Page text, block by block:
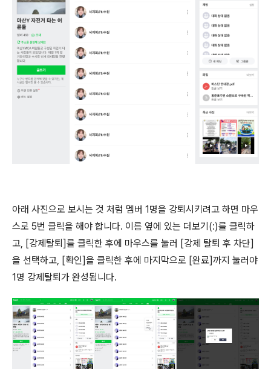
아래 사진으로 보시는 것 처럼 멤버 1명을 강퇴시키려고 하면 마우
스로 5번 클릭을 해야 합니다. 이름 옆에 있는 더보기(:)를 클릭하
고, [강제탈퇴]를 클릭한 후에 마우스를 눌러 [강제 탈퇴 후 차단]
을 선택하고, [확인]을 클릭한 후에 마지막으로 [완료]까지 눌러야
1명 강제탈퇴가 완성됩니다.